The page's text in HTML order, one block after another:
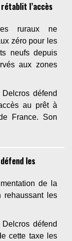
l’accès
ruraux ne
zéro pour les
neufs depuis
aux zones
défend
au prêt à
France. Son
les
de la
rehaussant les
défend
cette taxe les